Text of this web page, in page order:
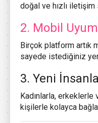
doğal ve hızlı iletişim
2. Mobil
Birçok platform artık
sayede istediğiniz
3. Yeni
Kadınlarla, erkeklerle
kişilerle kolayca